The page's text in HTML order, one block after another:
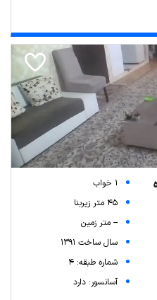
1 خواب
45 متر زیربنا
-- متر زمین
سال ساخت 1391
شماره طبقه: 4
آسانسور: دارد